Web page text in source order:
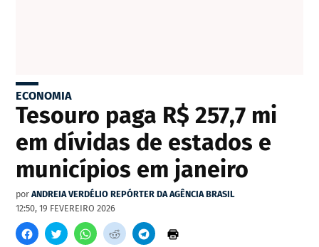
ECONOMIA
Tesouro paga R$ 257,7 mi
em dívidas de estados e
municípios em janeiro
por ANDREIA VERDÉLIO REPÓRTER DA AGÊNCIA BRASIL
12:50, 19 FEVEREIRO 2026